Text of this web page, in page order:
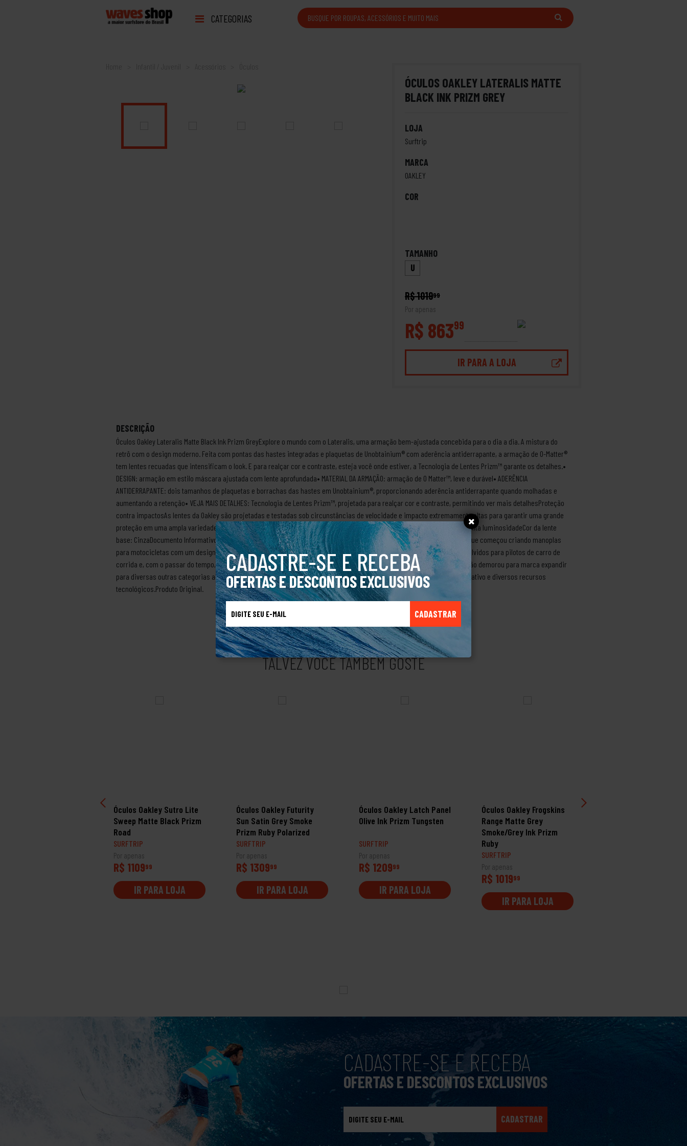
CADASTRE-SE E RECEBA
OFERTAS E DESCONTOS EXCLUSIVOS
CADASTRAR
CATEGORIAS
Home
ÓCULOS OAKLEY LATERALIS MATTE
BLACK INK PRIZM GREY
LOJA
Surftrip
MARCA
OAKLEY
COR
TAMANHO
U
R$ 101999
Por apenas
R$ 86399
IR PARA A LOJA
DESCRIÇÃO
Óculos Oakley Lateralis Matte Black Ink Prizm GreyExplore o mundo com o Lateralis, uma armação bem-ajustada concebida para o dia a dia. A mistura do
retrô com o design moderno. Feita com pontas das hastes integradas e plaquetas de Unobtainium® com aderência antiderrapante, a armação de O-Matter®
tem lentes recuadas que intensificam o look. E para realçar cor e contraste, esteja você onde estiver, a Tecnologia de Lentes Prizm™ garante os detalhes.•
DESIGN: armação em estilo máscara ajustada com lente aprofundada• MATERIAL DA ARMAÇÃO: armação de O Matter™, leve e durável• ADERÊNCIA
ANTIDERRAPANTE: dois tamanhos de plaquetas e borrachas das hastes em Unobtainium®, proporcionando aderência antiderrapante quando molhadas e
aumentando a retenção• VEJA MAIS DETALHES: Tecnologia de Lentes Prizm™, projetada para realçar cor e contraste, permitindo ver mais detalhesProteção
contra impactosAs lentes da Oakley são projetadas e testadas sob circunstâncias de velocidade e impacto extremamente altas para garantir uma grande
proteção em uma ampla variedade de condições rigorosas.Prizm GreyTransmissão da luz: 17%Condições de iluminação: Alta luminosidadeCor da lente
base: CinzaDocumento Informativo: 3Sobre a marca OakleyA marca Oakley foi criada em 1975 pelo cientista Jim Jannard, que começou criando manoplas
para motocicletas com um design bastante inovador. Com esse mesmo espírito, Jim resolveu criar óculos de sol desenvolvidos para pilotos de carro de
corrida e, com o passar do tempo, foi desenvolvendo mochilas para alpinismo, calçados esportivos e relógios de pulso. Não demorou para marca expandir
para diversas outras categorias alcançando todo o tipo de público, com produtos versáteis, funcionais, com design chamativo e diversos recursos
tecnológicos.Produto Original.
TALVEZ VOCÊ TAMBÉM GOSTE
Óculos Oakley Sutro Lite
Sweep Matte Black Prizm
Road
SURFTRIP
Por apenas
R$ 110999
IR PARA LOJA
Óculos Oakley Futurity
Sun Satin Grey Smoke
Prizm Ruby Polarized
SURFTRIP
Por apenas
R$ 130999
IR PARA LOJA
Óculos Oakley Latch Panel
Olive Ink Prizm Tungsten
SURFTRIP
Por apenas
R$ 120999
IR PARA LOJA
Óculos Oakley Frogskins
Range Matte Grey
Smoke/Grey Ink Prizm
Ruby
SURFTRIP
Por apenas
R$ 101999
IR PARA LOJA
CADASTRE-SE E RECEBA
OFERTAS E DESCONTOS EXCLUSIVOS
CADASTRAR